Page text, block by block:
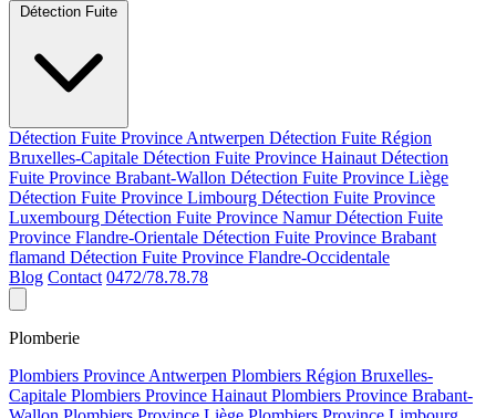
Détection Fuite Province Antwerpen Détection Fuite Région
Bruxelles-Capitale Détection Fuite Province Hainaut Détection
Fuite Province Brabant-Wallon Détection Fuite Province Liège
Détection Fuite Province Limbourg Détection Fuite Province
Luxembourg Détection Fuite Province NamurDétection Fuite
Province Flandre-Orientale Détection Fuite Province Brabant
flamand Détection Fuite Province Flandre-Occidentale
Blog Contact 0472/78.78.78
Plomberie
Plombiers Province Antwerpen Plombiers Région Bruxelles-
Capitale Plombiers Province Hainaut Plombiers Province Brabant-